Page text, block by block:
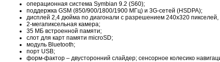
операционная система Symbian 9.2 (S60);
поддержка GSM (850/900/1800/1900 МГц) и 3G-сетей (HSDPA);
дисплей 2,4 дюйма по диагонали с разрешением 240х320 пикселей,
2-мегапиксельная камера;
35 МБ встроенной памяти;
слот для карт памяти microSD;
модуль Bluetooth;
порт USB;
форм-фактор – двусторонний слайдер; сенсорное колесико